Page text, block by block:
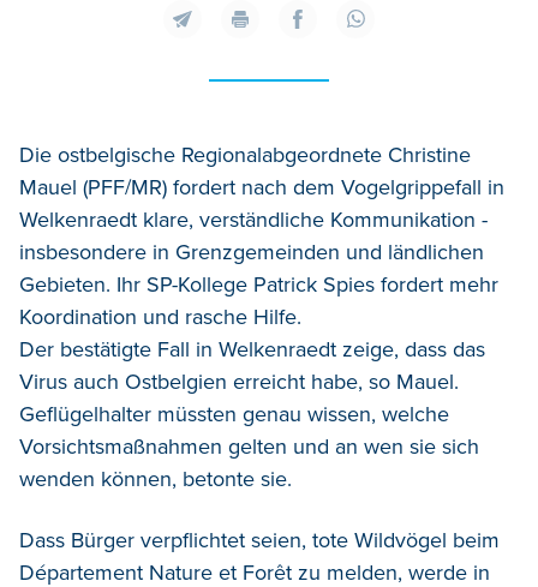
Die ostbelgische Regionalabgeordnete Christine
Mauel (PFF/MR) fordert nach dem Vogelgrippefall in
Welkenraedt klare, verständliche Kommunikation -
insbesondere in Grenzgemeinden und ländlichen
Gebieten. Ihr SP-Kollege Patrick Spies fordert mehr
Koordination und rasche Hilfe.
Der bestätigte Fall in Welkenraedt zeige, dass das
Virus auch Ostbelgien erreicht habe, so Mauel.
Geflügelhalter müssten genau wissen, welche
Vorsichtsmaßnahmen gelten und an wen sie sich
wenden können, betonte sie.
Dass Bürger verpflichtet seien, tote Wildvögel beim
Département Nature et Forêt zu melden, werde in